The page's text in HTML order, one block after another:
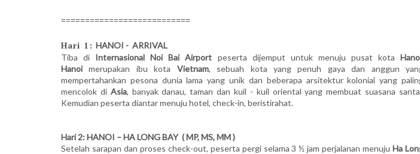
===========================
Hari 1: HANOI - ARRIVAL
Tiba di Internasional Noi Bai Airport peserta dijemput untuk menuju pusat kota
Hanoimerupakan ibu kota Vietnam, sebuah kota yang penuh gaya dan anggun
mempertahankan pesona dunia lama yang unik dan beberapa arsitektur kolonial yang
mencolok di Asia, banyak danau, taman dan kuil - kuil oriental yang membuat suasana
Kemudian peserta diantar menuju hotel, check-in, beristirahat.
Hari 2:HANOI – HA LONG BAY ( MP, MS, MM )
Setelah sarapan dan proses check-out, peserta pergi selama 3 ½ jam perjalanan menujuHa